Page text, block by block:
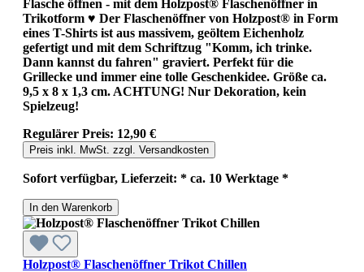
Flasche öffnen - mit dem Holzpost® Flaschenöffner in
Trikotform ♥ Der Flaschenöffner von Holzpost® in Form
eines T-Shirts ist aus massivem, geöltem Eichenholz
gefertigt und mit dem Schriftzug "Komm, ich trinke.
Dann kannst du fahren" graviert. Perfekt für die
Grillecke und immer eine tolle Geschenkidee. Größe ca.
9,5 x 8 x 1,3 cm. ACHTUNG! Nur Dekoration, kein
Spielzeug!
Regulärer Preis: 12,90 €
Preis inkl. MwSt. zzgl. Versandkosten
Sofort verfügbar, Lieferzeit: * ca. 10 Werktage *
In den Warenkorb
Holzpost® Flaschenöffner Trikot Chillen